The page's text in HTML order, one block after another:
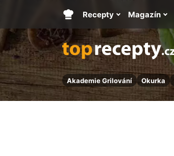
Akademie Grilování Okurka
Hlavní
stránka
Recepty Magazín